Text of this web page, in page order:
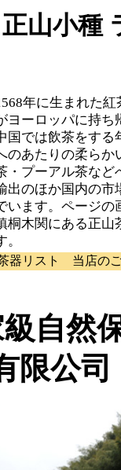
正山小種
年に生まれた
ヨーロッパに持ち
国では飲茶をする
のあたりの柔らか
・プーアル茶など
出のほか国内の市
います。ページの
桐木関にある正山
。
器リスト 当店の
自然
限公司